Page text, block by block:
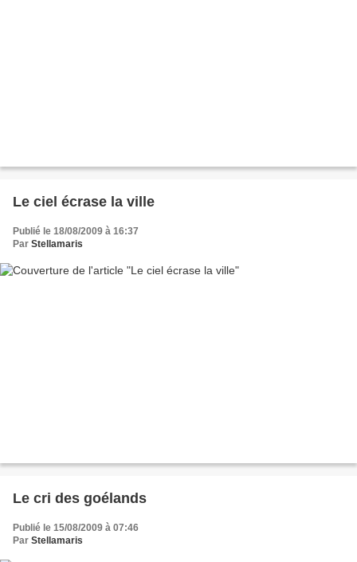
Le ciel écrase la ville
Publié le 18/08/2009 à 16:37
Par Stellamaris
Le cri des goélands
Publié le 15/08/2009 à 07:46
Par Stellamaris